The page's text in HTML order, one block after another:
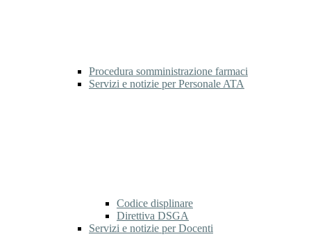
Procedura somministrazione farmaci
Servizi e notizie per Personale ATA
Codice displinare
Direttiva DSGA
Servizi e notizie per Docenti